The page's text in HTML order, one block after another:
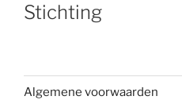
Stichting
Algemene voorwaarden